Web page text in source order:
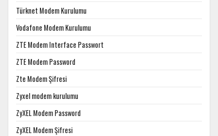
Türknet Modem Kurulumu
Vodafone Modem Kurulumu
ZTE Modem Interface Passwort
ZTE Modem Password
Zte Modem Şifresi
Zyxel modem kurulumu
ZyXEL Modem Password
ZyXEL Modem Şifresi